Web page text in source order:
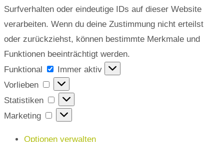
Surfverhalten oder eindeutige IDs auf dieser Website
verarbeiten. Wenn du deine Zustimmung nicht erteilst
oder zurückziehst, können bestimmte Merkmale und
Funktionen beeinträchtigt werden.
Funktional
Funktional
Immer aktiv
Vorlieben
Vorlieben
Statistiken
Statistiken
Marketing
Marketing
Optionen verwalten